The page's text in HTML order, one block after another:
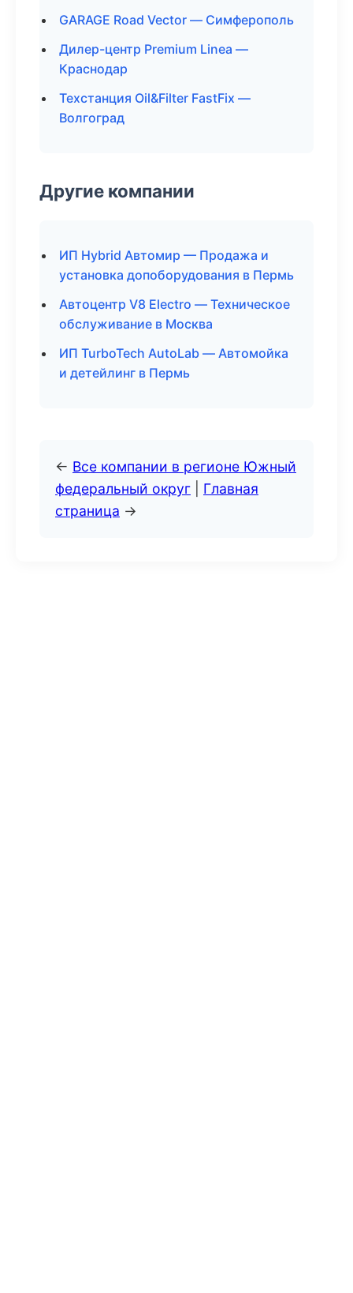
GARAGE Road Vector — Симферополь
Дилер-центр Premium Linea —
Краснодар
Техстанция Oil&Filter FastFix —
Волгоград
Другие компании
ИП Hybrid Автомир — Продажа и
установка допоборудования в Пермь
Автоцентр V8 Electro — Техническое
обслуживание в Москва
ИП TurboTech AutoLab — Автомойка
и детейлинг в Пермь
← Все компании в регионе Южный
федеральный округ
Главная
страница →